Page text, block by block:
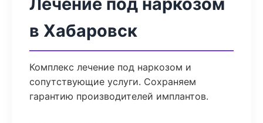
в Хабаровск
Комплекс лечение под наркозом и
сопутствующие услуги. Сохраняем
гарантию производителей имплантов.